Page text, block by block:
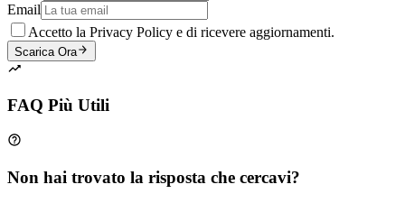
Email
Accetto la Privacy Policy e di ricevere aggiornamenti.
Scarica Ora
FAQ Più Utili
Non hai trovato la risposta che cercavi?